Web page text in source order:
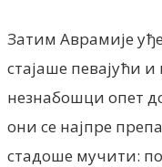
Затим Аврамије
стајаше певајући
незнабошци опет
они се најпре
стадоше мучити: